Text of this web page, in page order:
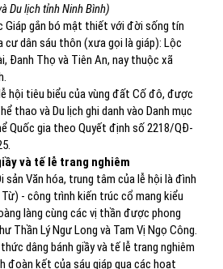
Du lịch tỉnh Ninh Bình)
Giáp gắn bó mật thiết với đời sống tín
cư dân sáu thôn (xưa gọi là giáp): Lộc
Đanh Thọ và Tiên An, nay thuộc xã
hội tiêu biểu của vùng đất Cố đô, được
thao và Du lịch ghi danh vào Danh mục
Quốc gia theo Quyết định số 2218/QĐ-
và tế lễ trang nghiêm
sản Văn hóa, trung tâm của lễ hội là đình
- công trình kiến trúc cổ mang kiểu
làng cùng các vị thần được phong
Thần Lý Ngư Long và Tam Vị Ngọ Công.
dâng bánh giầy và tế lễ trang nghiêm
đoàn kết của sáu giáp qua các hoạt